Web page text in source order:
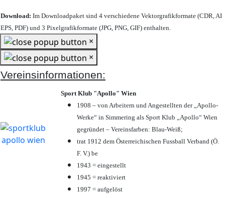
Download: Im Downloadpaket sind 4 verschiedene Vektorgrafikformate (CDR, AI
EPS, PDF) und 3 Pixelgrafikformate (JPG, PNG, GIF) enthalten.
×
×
Vereinsinformationen:
Sport Klub "Apollo" Wien
1908 – von Arbeitern und Angestellten der „Apollo-
Werke“ in Simmering als Sport Klub „Apollo“ Wien
gegründet – Vereinsfarben: Blau-Weiß;
trat 1912 dem Österreichischen Fussball Verband (Ö.
F. V.) be
1943 = eingestellt
1945 = reaktiviert
1997 = aufgelöst